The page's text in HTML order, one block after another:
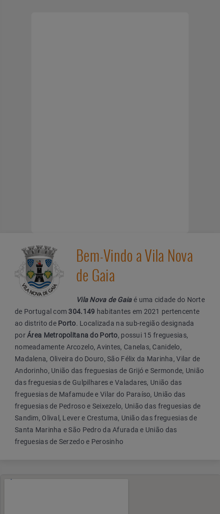
Bem-Vindo a Vila Nova
de Gaia
Vila Nova de Gaiaé uma cidade do Norte
de Portugal com 304.149 habitantes em 2021 pertencente
ao distrito de Porto. Localizada na sub-região designada
porÁrea Metropolitana do Porto, possui 15 freguesias,
nomeadamente Arcozelo, Avintes, Canelas, Canidelo,
Madalena, Oliveira do Douro, São Félix da Marinha, Vilar de
Andorinho, União das freguesias de Grijó e Sermonde, União
das freguesias de Gulpilhares e Valadares, União das
freguesias de Mafamude e Vilar do Paraíso, União das
freguesias de Pedroso e Seixezelo, União das freguesias de
Sandim, Olival, Lever e Crestuma, União das freguesias de
Santa Marinha e São Pedro da Afurada e União das
freguesias de Serzedo e Perosinho